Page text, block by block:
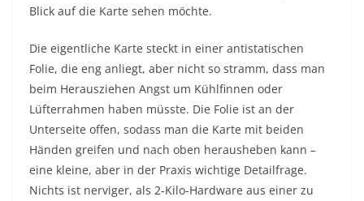
Blick auf die Karte sehen möchte.
Die eigentliche Karte steckt in einer antistatischen
Folie, die eng anliegt, aber nicht so stramm, dass man
beim Herausziehen Angst um Kühlfinnen oder
Lüfterrahmen haben müsste. Die Folie ist an der
Unterseite offen, sodass man die Karte mit beiden
Händen greifen und nach oben herausheben kann –
eine kleine, aber in der Praxis wichtige Detailfrage.
Nichts ist nerviger, als 2-Kilo-Hardware aus einer zu